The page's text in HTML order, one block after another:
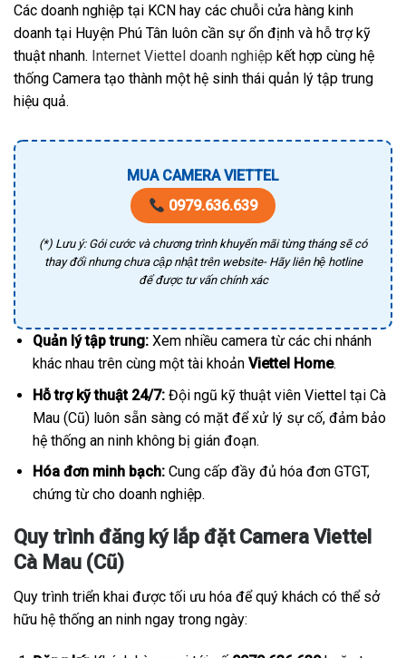
Các doanh nghiệp tại KCN hay các chuỗi cửa hàng kinh
doanh tại Huyện Phú Tân luôn cần sự ổn định và hỗ trợ kỹ
thuật nhanh. Internet Viettel doanh nghiệp kết hợp cùng hệ
thống Camera tạo thành một hệ sinh thái quản lý tập trung
hiệu quả.
MUA CAMERA VIETTEL
0979.636.639
(*) Lưu ý: Gói cước và chương trình khuyến mãi từng tháng sẽ có
thay đổi nhưng chưa cập nhật trên website- Hãy liên hệ hotline
để được tư vấn chính xác
Quản lý tập trung:Xem nhiều camera từ các chi nhánh
khác nhau trên cùng một tài khoản Viettel Home.
Hỗ trợ kỹ thuật 24/7:Đội ngũ kỹ thuật viên Viettel tại Cà
Mau (Cũ) luôn sẵn sàng có mặt để xử lý sự cố, đảm bảo
hệ thống an ninh không bị gián đoạn.
Hóa đơn minh bạch:Cung cấp đầy đủ hóa đơn GTGT,
chứng từ cho doanh nghiệp.
Quy trình đăng ký lắp đặt Camera Viettel
Cà Mau (Cũ)
Quy trình triển khai được tối ưu hóa để quý khách có thể sở
hữu hệ thống an ninh ngay trong ngày: